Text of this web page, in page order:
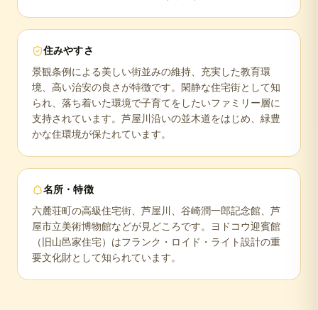
住みやすさ
景観条例による美しい街並みの維持、充実した教育環
境、高い治安の良さが特徴です。閑静な住宅街として知
られ、落ち着いた環境で子育てをしたいファミリー層に
支持されています。芦屋川沿いの並木道をはじめ、緑豊
かな住環境が保たれています。
名所・特徴
六麓荘町の高級住宅街、芦屋川、谷崎潤一郎記念館、芦
屋市立美術博物館などが見どころです。ヨドコウ迎賓館
（旧山邑家住宅）はフランク・ロイド・ライト設計の重
要文化財として知られています。